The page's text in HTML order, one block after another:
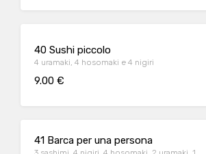
40 Sushi piccolo
4 uramaki, 4 hosomaki e 4 nigiri
9.00 €
41 Barca per una persona